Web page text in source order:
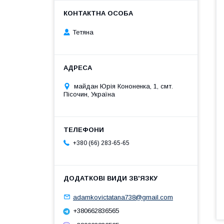
Тетяна
майдан Юрія Кононенка, 1, смт.
Пісочин, Україна
+380 (66) 283-65-65
adamkovictatana738@gmail.com
+380662836565